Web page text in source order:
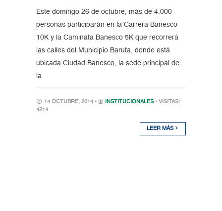
Este domingo 26 de octubre, más de 4.000
personas participarán en la Carrera Banesco
10K y la Caminata Banesco 5K que recorrerá
las calles del Municipio Baruta, donde está
ubicada Ciudad Banesco, la sede principal de
la
14 OCTUBRE, 2014 • INSTITUCIONALES • VISITAS:
4214
LEER MÁS